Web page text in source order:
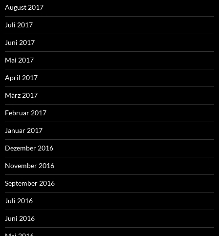
August 2017
Juli 2017
Juni 2017
Mai 2017
April 2017
März 2017
Februar 2017
Januar 2017
Dezember 2016
November 2016
September 2016
Juli 2016
Juni 2016